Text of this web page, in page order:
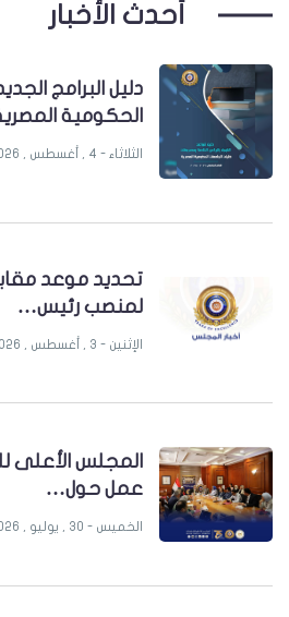
أحدث الأخبار
دليل البرامج
الحكومية
الثلاثاء - 4 , أغسطس , 2026
تحديد موعد
لمنصب رئيس…
الإثنين - 3 , أغسطس , 2026
المجلس الأعلى
عمل حول…
الخميس - 30 , يوليو , 2026